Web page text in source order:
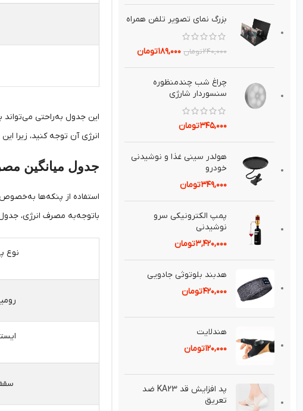
بزرگ نماي تصوير تلفن همراه
۲۴۰,۰۰۰تومان ۱۸۹,۰۰۰تومان
چراغ شب چندمنظوره
سنسوردار شارژي
۳۴۵,۰۰۰تومان
هولدر سيني غذا و نوشيدني
خودرو
۳۴۹,۰۰۰تومان
پمپ الكترونيكی سرو
نوشيدنی
۳,۴۲۰,۰۰۰تومان
هدبند بلوتوثی جادويی
۴۲۰,۰۰۰تومان
هندلايت
۱۲۰,۰۰۰تومان
پد افزايش قد KA23 ضد
تعريق⁣
این جدول به‌راحتی
انرژی آن توجه کنید، زیرا
جدول میانگین
استفاده از پنکه‌ها
باتوجه‌به مصرف انرژی،
نوع